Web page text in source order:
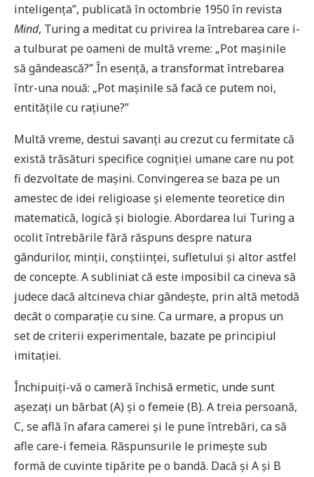
inteligența”, publicată în octombrie 1950 în revista
Mind, Turing a meditat cu privirea la întrebarea care i-
a tulburat pe oameni de multă vreme: „Pot mașinile
să gândească?” În esență, a transformat întrebarea
într-una nouă: „Pot mașinile să facă ce putem noi,
entitățile cu rațiune?”
Multă vreme, destui savanți au crezut cu fermitate că
există trăsături specifice cogniției umane care nu pot
fi dezvoltate de mașini. Convingerea se baza pe un
amestec de idei religioase și elemente teoretice din
matematică, logică și biologie. Abordarea lui Turing a
ocolit întrebările fără răspuns despre natura
gândurilor, minții, conștiinței, sufletului și altor astfel
de concepte. A subliniat că este imposibil ca cineva să
judece dacă altcineva chiar gândește, prin altă metodă
decât o comparație cu sine. Ca urmare, a propus un
set de criterii experimentale, bazate pe principiul
imitației.
Închipuiți-vă o cameră închisă ermetic, unde sunt
așezați un bărbat (A) și o femeie (B). A treia persoană,
C, se află în afara camerei și le pune întrebări, ca să
afle care-i femeia. Răspunsurile le primește sub
formă de cuvinte tipărite pe o bandă. Dacă și A și B